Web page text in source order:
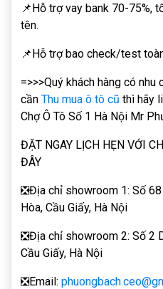
📌Hỗ trợ vay bank 70-75%,
tên.
📌Hỗ trợ bao check/test
=>>>Quý khách hàng có nhu
cần Thu mua ô tô cũ thì hãy
Chợ Ô Tô Số 1 Hà Nội Mr
ĐẶT NGAY LỊCH HẸN VỚI
ĐÂY
❎Địa chỉ showroom 1: Số
Hòa, Cầu Giấy, Hà Nội
❎Địa chỉ showroom 2: Số 2
Cầu Giấy, Hà Nội
❎Email: